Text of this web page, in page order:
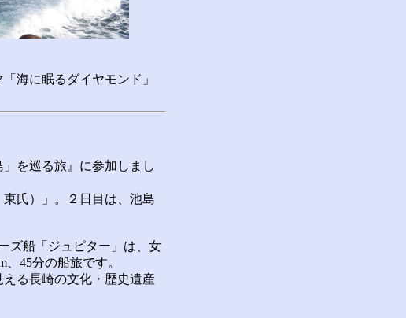
海に眠るダイヤモンド」
を巡る旅』に参加しまし
氏）」。２日目は、池島
ズ船「ジュピター」は、女
45分の船旅です。
る長崎の文化・歴史遺産